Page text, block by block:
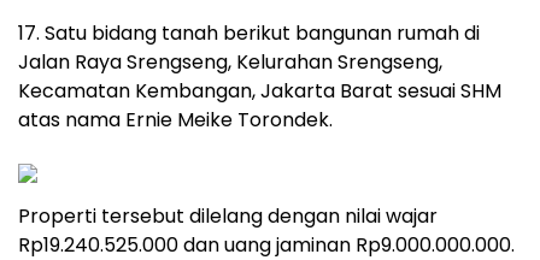
17. Satu bidang tanah berikut bangunan rumah di
Jalan Raya Srengseng, Kelurahan Srengseng,
Kecamatan Kembangan, Jakarta Barat sesuai SHM
atas nama Ernie Meike Torondek.
Properti tersebut dilelang dengan nilai wajar
Rp19.240.525.000 dan uang jaminan Rp9.000.000.000.